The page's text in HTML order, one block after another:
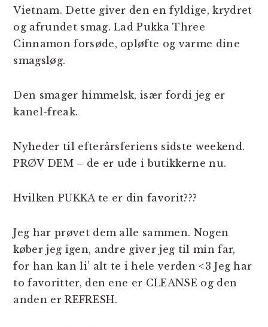
Vietnam. Dette giver den en fyldige, krydret
og afrundet smag. Lad Pukka Three
Cinnamon forsøde, opløfte og varme dine
smagsløg.
Den smager himmelsk, især fordi jeg er
kanel-freak.
Nyheder til efterårsferiens sidste weekend.
PRØV DEM – de er ude i butikkerne nu.
Hvilken PUKKA te er din favorit???
Jeg har prøvet dem alle sammen. Nogen
køber jeg igen, andre giver jeg til min far,
for han kan li’ alt te i hele verden <3 Jeg har
to favoritter, den ene er CLEANSE og den
anden er REFRESH.